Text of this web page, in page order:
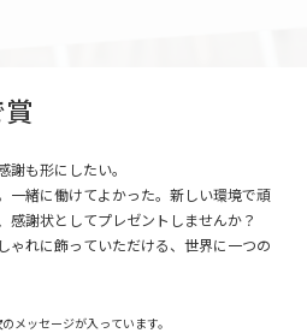
謝も形にしたい。
一緒に働けてよかった。新しい環境で頑
感謝状としてプレゼントしませんか？
ゃれに飾っていただける、世界に一つの
メッセージが入っています。